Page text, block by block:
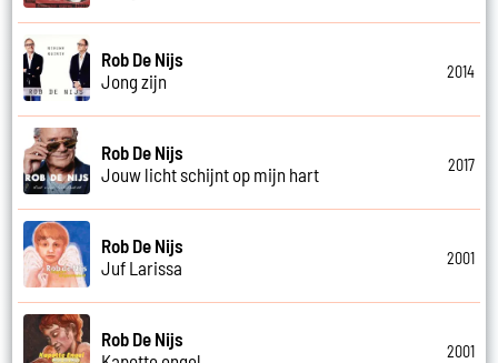
Rob De Nijs
Jong zijn
2014
Rob De Nijs
Jouw licht schijnt op mijn hart
2017
Rob De Nijs
Juf Larissa
2001
Rob De Nijs
2001